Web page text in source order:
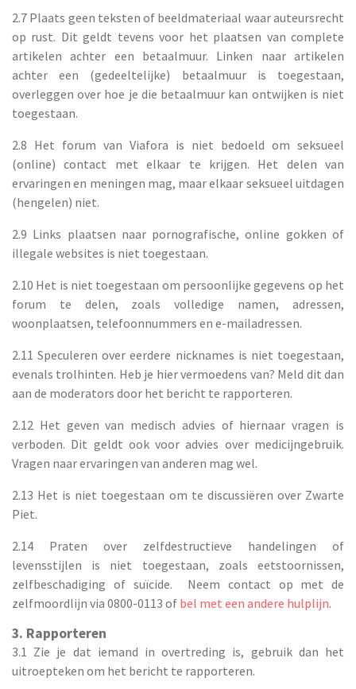
2.7 Plaats geen teksten of beeldmateriaal waar auteursrecht
op rust. Dit geldt tevens voor het plaatsen van complete
artikelen achter een betaalmuur. Linken naar artikelen
achter een (gedeeltelijke) betaalmuur is toegestaan,
overleggen over hoe je die betaalmuur kan ontwijken is niet
toegestaan.
2.8 Het forum van Viafora is niet bedoeld om seksueel
(online) contact met elkaar te krijgen. Het delen van
ervaringen en meningen mag, maar elkaar seksueel uitdagen
(hengelen) niet.
2.9 Links plaatsen naar pornografische, online gokken of
illegale websites is niet toegestaan.
2.10 Het is niet toegestaan om persoonlijke gegevens op het
forum te delen, zoals volledige namen, adressen,
woonplaatsen, telefoonnummers en e-mailadressen.
2.11 Speculeren over eerdere nicknames is niet toegestaan,
evenals trolhinten. Heb je hier vermoedens van? Meld dit dan
aan de moderators door het bericht te rapporteren.
2.12 Het geven van medisch advies of hiernaar vragen is
verboden. Dit geldt ook voor advies over medicijngebruik.
Vragen naar ervaringen van anderen mag wel.
2.13 Het is niet toegestaan om te discussiëren over Zwarte
Piet.
2.14 Praten over zelfdestructieve handelingen of
levensstijlen is niet toegestaan, zoals eetstoornissen,
zelfbeschadiging of suïcide. Neem contact op met de
zelfmoordlijn via 0800-0113 of bel met een andere hulplijn.
3. Rapporteren
3.1 Zie je dat iemand in overtreding is, gebruik dan het
uitroepteken om het bericht te rapporteren.